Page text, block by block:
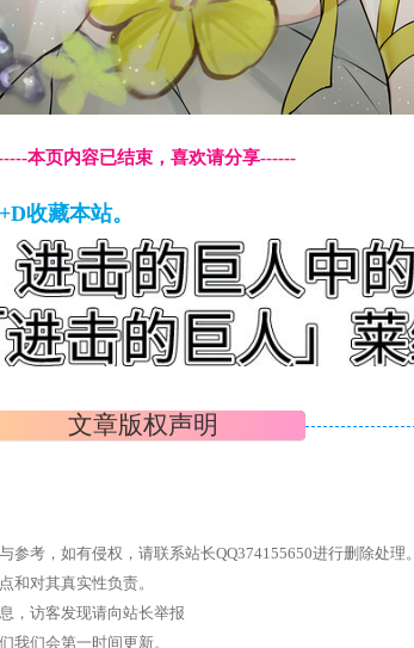
本页内容已结束，喜欢请分享------
收藏本站。
文章版权声明
考，如有侵权，请联系站长QQ374155650进行删除处理。
和对其真实性负责。
，访客发现请向站长举报
我们会第一时间更新。